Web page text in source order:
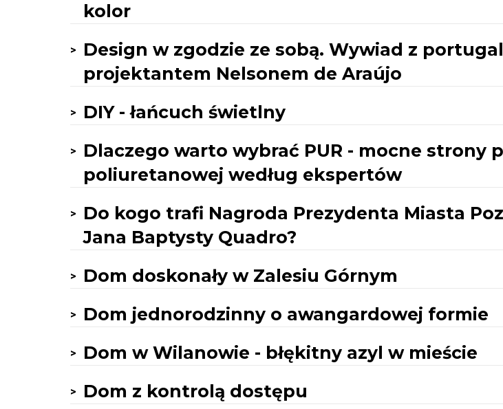
kolor
Design w zgodzie ze sobą. Wywiad z
projektantem Nelsonem de Araújo
DIY - łańcuch świetlny
Dlaczego warto wybrać PUR - mocne strony
poliuretanowej według ekspertów
Do kogo trafi Nagroda Prezydenta Miasta
Jana Baptysty Quadro?
Dom doskonały w Zalesiu Górnym
Dom jednorodzinny o awangardowej formie
Dom w Wilanowie - błękitny azyl w mieście
Dom z kontrolą dostępu